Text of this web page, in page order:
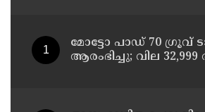
മോട്ടോ പാഡ് 70 ഗ്രൂവ്
ആരംഭിച്ചു; വില